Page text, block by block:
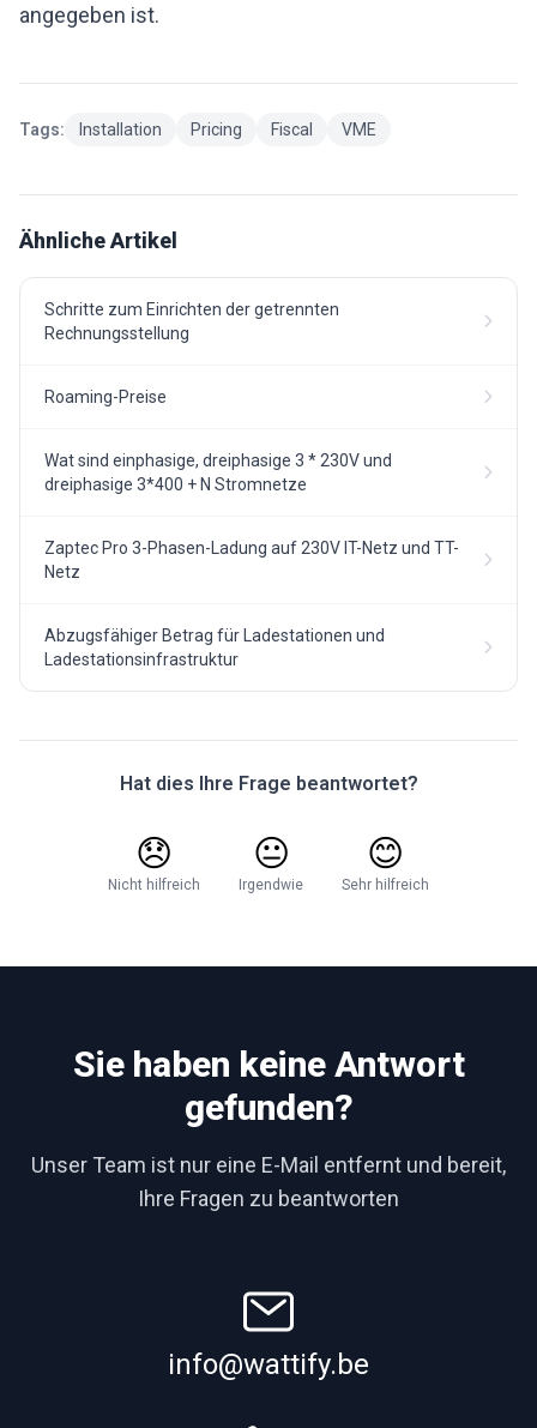
angegeben ist.
Tags: Installation Pricing Fiscal VME
Ähnliche Artikel
Schritte zum Einrichten der getrennten
Rechnungsstellung
Roaming-Preise
Wat sind einphasige, dreiphasige 3 * 230V und
dreiphasige 3*400 + N Stromnetze
Zaptec Pro 3-Phasen-Ladung auf 230V IT-Netz und TT-
Netz
Abzugsfähiger Betrag für Ladestationen und
Ladestationsinfrastruktur
Hat dies Ihre Frage beantwortet?
😞
Nicht hilfreich
😐
Irgendwie
😊
Sehr hilfreich
Sie haben keine Antwort
gefunden?
Unser Team ist nur eine E-Mail entfernt und bereit,
Ihre Fragen zu beantworten
info@wattify.be